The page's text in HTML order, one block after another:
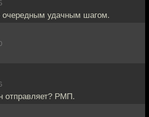
очередным удачным шагом.
отправляет? РМП.